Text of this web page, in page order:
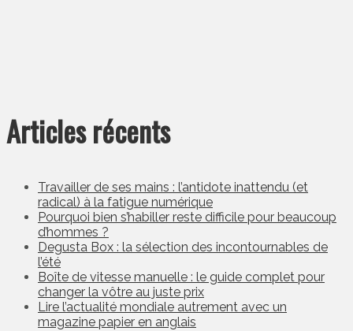
Articles récents
Travailler de ses mains : l’antidote inattendu (et
radical) à la fatigue numérique
Pourquoi bien s’habiller reste difficile pour beaucoup
d’hommes ?
Degusta Box : la sélection des incontournables de
l’été
Boîte de vitesse manuelle : le guide complet pour
changer la vôtre au juste prix
Lire l’actualité mondiale autrement avec un
magazine papier en anglais